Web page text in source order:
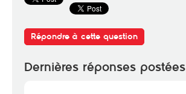
Répondre à cette question
Dernières réponses postées